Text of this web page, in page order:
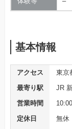
基本情報
アクセス
東京
最寄り駅
JR
営業時間
定休日
無休